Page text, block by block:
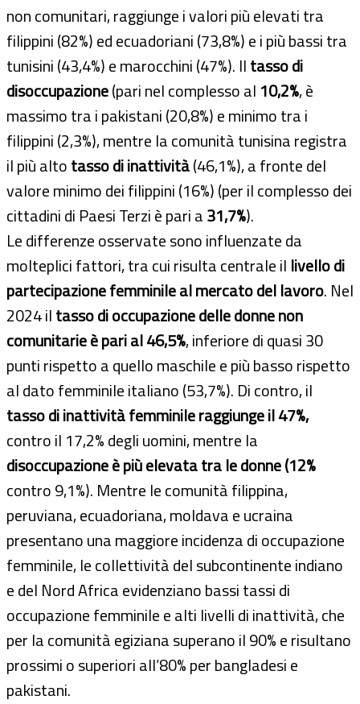
non comunitari, raggiunge i valori più elevati tra
filippini (82%) ed ecuadoriani (73,8%) e i più bassi tra
tunisini (43,4%) e marocchini (47%). Iltasso di
disoccupazione(pari nel complesso al 10,2%, è
massimo tra i pakistani (20,8%) e minimo tra i
filippini (2,3%), mentre la comunità tunisina registra
il più altotasso di inattività(46,1%), a fronte del
valore minimo dei filippini (16%) (per il complesso dei
cittadini di Paesi Terzi è pari a31,7%).
Le differenze osservate sono influenzate da
molteplici fattori, tra cui risulta centrale il livello di
partecipazione femminile al mercato del lavoro. Nel
2024 iltasso di occupazione delle donne non
comunitarie è pari al 46,5%, inferiore di quasi 30
punti rispetto a quello maschile e più basso rispetto
al dato femminile italiano (53,7%). Di contro, il
tasso di inattività femminile raggiunge il 47%,
contro il 17,2% degli uomini, mentre la
disoccupazione è più elevata tra le donne (12%
contro 9,1%). Mentre le comunità filippina,
peruviana, ecuadoriana, moldava e ucraina
presentano una maggiore incidenza di occupazione
femminile, le collettività del subcontinente indiano
e del Nord Africa evidenziano bassi tassi di
occupazione femminile e alti livelli di inattività, che
per la comunità egiziana superano il 90% e risultano
prossimi o superiori all’80% per bangladesi e
pakistani.